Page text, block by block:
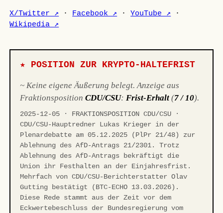
X/Twitter ↗ · Facebook ↗ ·YouTube ↗ ·
Wikipedia ↗
★ POSITION ZUR KRYPTO-HALTEFRIST
~ Keine eigene Äußerung belegt. Anzeige aus
FraktionspositionCDU/CSU:Frist-Erhalt (7 / 10).
2025-12-05 · FRAKTIONSPOSITION CDU/CSU ·
CDU/CSU-Hauptredner Lukas Krieger in der
Plenardebatte am 05.12.2025 (PlPr 21/48) zur
Ablehnung des AfD-Antrags 21/2301. Trotz
Ablehnung des AfD-Antrags bekräftigt die
Union ihr Festhalten an der Einjahresfrist.
Mehrfach von CDU/CSU-Berichterstatter Olav
Gutting bestätigt (BTC-ECHO 13.03.2026).
Diese Rede stammt aus der Zeit vor dem
Eckwertebeschluss der Bundesregierung vom